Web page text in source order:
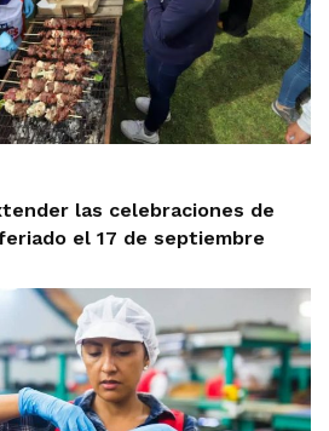
las celebraciones de
el 17 de septiembre